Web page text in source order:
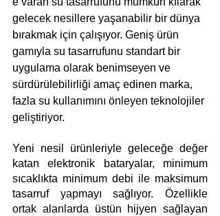
gelecek nesillere yaşanabilir bir dünya
bırakmak için çalışıyor. Geniş ürün
gamıyla su tasarrufunu standart bir
uygulama olarak benimseyen ve
sürdürülebilirliği amaç edinen marka,
fazla su kullanımını önleyen teknolojiler
geliştiriyor.
Yeni nesil ürünleriyle geleceğe değer
katan elektronik bataryalar, minimum
sıcaklıkta minimum debi ile maksimum
tasarruf yapmayı sağlıyor. Özellikle
ortak alanlarda üstün hijyen sağlayan